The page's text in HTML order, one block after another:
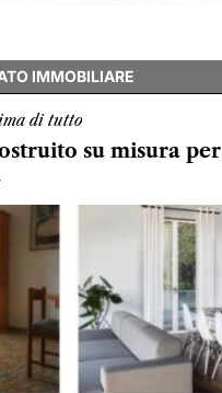
IMMOBILIARE
di tutto
su misura per